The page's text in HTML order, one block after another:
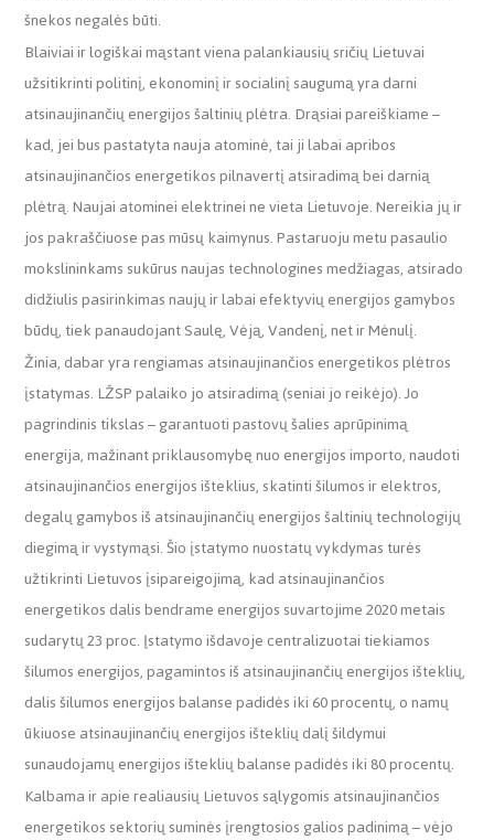
šnekos negalės būti.
Blaiviai ir logiškai mąstant viena palankiausių sričių Lietuvai
užsitikrinti politinį, ekonominį ir socialinį saugumą yra darni
atsinaujinančių energijos šaltinių plėtra. Drąsiai pareiškiame –
kad, jei bus pastatyta nauja atominė, tai ji labai apribos
atsinaujinančios energetikos pilnavertį atsiradimą bei darnią
plėtrą. Naujai atominei elektrinei ne vieta Lietuvoje. Nereikia jų ir
jos pakraščiuose pas mūsų kaimynus. Pastaruoju metu pasaulio
mokslininkams sukūrus naujas technologines medžiagas, atsirado
didžiulis pasirinkimas naujų ir labai efektyvių energijos gamybos
būdų, tiek panaudojant Saulę, Vėją, Vandenį, net ir Mėnulį.
Žinia, dabar yra rengiamas atsinaujinančios energetikos plėtros
įstatymas. LŽSP palaiko jo atsiradimą (seniai jo reikėjo). Jo
pagrindinis tikslas – garantuoti pastovų šalies aprūpinimą
energija, mažinant priklausomybę nuo energijos importo, naudoti
atsinaujinančios energijos išteklius, skatinti šilumos ir elektros,
degalų gamybos iš atsinaujinančių energijos šaltinių technologijų
diegimą ir vystymąsi. Šio įstatymo nuostatų vykdymas turės
užtikrinti Lietuvos įsipareigojimą, kad atsinaujinančios
energetikos dalis bendrame energijos suvartojime 2020 metais
sudarytų 23 proc. Įstatymo išdavoje centralizuotai tiekiamos
šilumos energijos, pagamintos iš atsinaujinančių energijos išteklių,
dalis šilumos energijos balanse padidės iki 60 procentų, o namų
ūkiuose atsinaujinančių energijos išteklių dalį šildymui
sunaudojamų energijos išteklių balanse padidės iki 80 procentų.
Kalbama ir apie realiausių Lietuvos sąlygomis atsinaujinančios
energetikos sektorių suminės įrengtosios galios padinimą – vėjo